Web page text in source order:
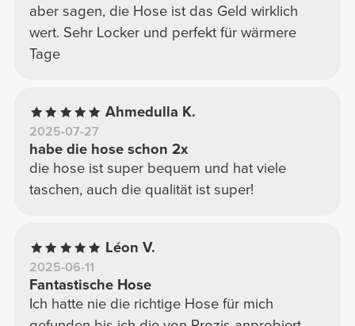
aber sagen, die Hose ist das Geld wirklich
wert. Sehr Locker und perfekt für wärmere
Tage
Ahmedulla K.
2025-07-27
habe die hose schon 2x
die hose ist super bequem und hat viele
taschen, auch die qualität ist super!
Léon V.
2025-06-11
Fantastische Hose
Ich hatte nie die richtige Hose für mich